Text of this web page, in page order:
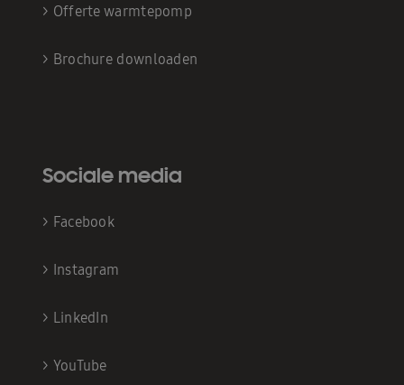
> Offerte warmtepomp
> Brochure downloaden
Sociale media
> Facebook
> Instagram
> LinkedIn
> YouTube